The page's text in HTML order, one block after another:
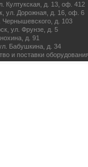
Култукская, д. 13 , оф. 412
ул. Дорожная, д. 16, оф. 6
Чернышевского, д. 103
ул. Фрунзе, д. 5
д. 91
Бабушкина, д. 34
поставки оборудования